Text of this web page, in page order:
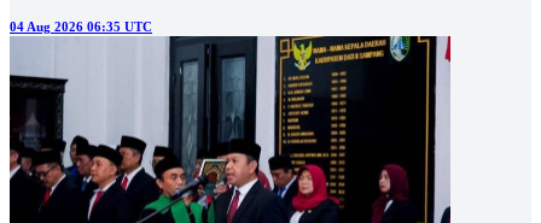
04 Aug 2026 06:35 UTC